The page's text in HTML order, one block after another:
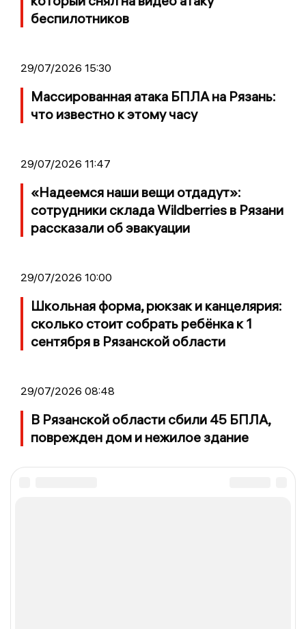
беспилотников
29/07/2026 15:30
Массированная атака БПЛА на Рязань:
что известно к этому часу
29/07/2026 11:47
«Надеемся наши вещи отдадут»:
сотрудники склада Wildberries в Рязани
рассказали об эвакуации
29/07/2026 10:00
Школьная форма, рюкзак и канцелярия:
сколько стоит собрать ребёнка к 1
сентября в Рязанской области
29/07/2026 08:48
В Рязанской области сбили 45 БПЛА,
поврежден дом и нежилое здание